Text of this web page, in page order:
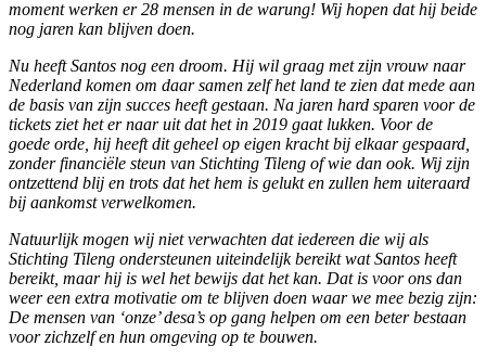
moment werken er 28 mensen in de warung! Wij hopen dat hij beide
nog jaren kan blijven doen.
Nu heeft Santos nog een droom. Hij wil graag met zijn vrouw naar
Nederland komen om daar samen zelf het land te zien dat mede aan
de basis van zijn succes heeft gestaan. Na jaren hard sparen voor de
tickets ziet het er naar uit dat het in 2019 gaat lukken. Voor de
goede orde, hij heeft dit geheel op eigen kracht bij elkaar gespaard,
zonder financiële steun van Stichting Tileng of wie dan ook. Wij zijn
ontzettend blij en trots dat het hem is gelukt en zullen hem uiteraard
bij aankomst verwelkomen.
Natuurlijk mogen wij niet verwachten dat iedereen die wij als
Stichting Tileng ondersteunen uiteindelijk bereikt wat Santos heeft
bereikt, maar hij is wel het bewijs dat het kan. Dat is voor ons dan
weer een extra motivatie om te blijven doen waar we mee bezig zijn:
De mensen van ‘onze’ desa’s op gang helpen om een beter bestaan
voor zichzelf en hun omgeving op te bouwen.